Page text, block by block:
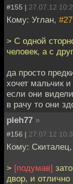
#155 | 27.07.12
Кому: Углан, #27
> С одной
человек, а с
да просто
хочет мальчик
если они
в рачу то они
pleh77 »
#156 | 27.07.12
Кому: Скиталец,
> [подумав]
двор, и отлично